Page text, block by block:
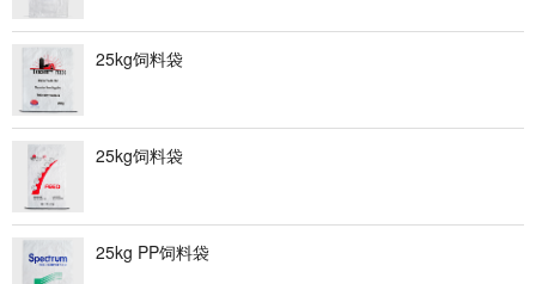
25kg饲料袋
25kg饲料袋
25kg PP饲料袋